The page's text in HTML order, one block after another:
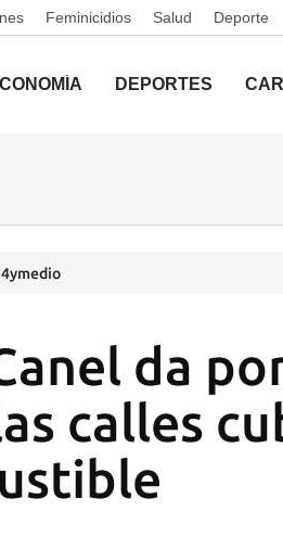
Feminicidios Salud Deporte
DEPORTES
da
calles